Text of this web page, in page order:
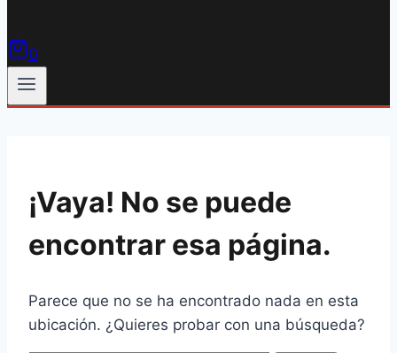
0
¡Vaya! No se puede
encontrar esa página.
Parece que no se ha encontrado nada en esta
ubicación. ¿Quieres probar con una búsqueda?